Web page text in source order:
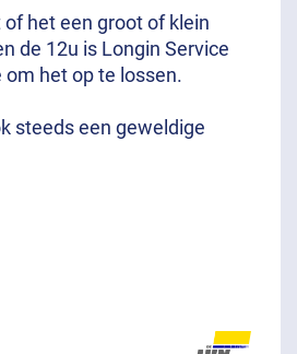
het een groot of klein
de 12u is Longin Service
het op te lossen.
steeds een geweldige